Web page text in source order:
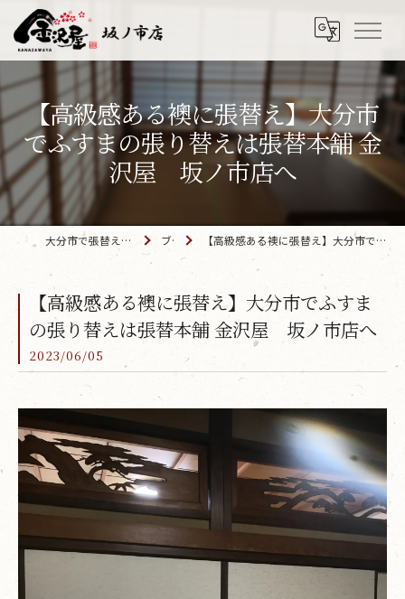
【高級感ある襖に張替え】大分市
でふすまの張り替えは張替本舗 金
沢屋 坂ノ市店へ
大分市で張替えなら「金沢屋 坂ノ市店」 ブログ 【高級感ある襖に張替え】大分市でふすまの張り替えは張替本舗 金沢屋 坂ノ市店へ
【高級感ある襖に張替え】大分市でふすま
の張り替えは張替本舗 金沢屋 坂ノ市店へ
2023/06/05